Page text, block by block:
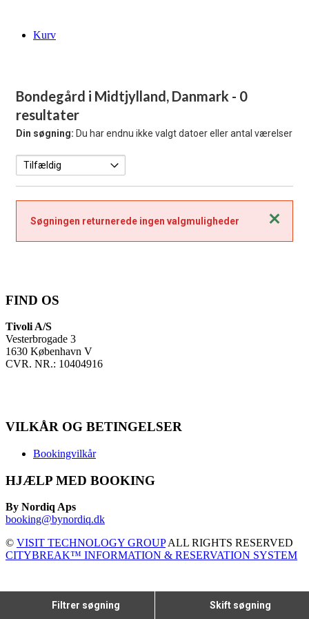
Kurv
Bondegård i Midtjylland, Danmark - 0
resultater
Din søgning: Du har endnu ikke valgt datoer eller antal værelser
Luk
Søgningen returnerede ingen valgmuligheder
Filtrer søgning Skift søgning
FIND OS
Tivoli A/S
Vesterbrogade 3
1630 København V
CVR. NR.: 10404916
VILKÅR OG BETINGELSER
Bookingvilkår
HJÆLP MED BOOKING
By Nordiq Aps
booking@bynordiq.dk
© VISIT TECHNOLOGY GROUPALL RIGHTS RESERVED
CITYBREAK™ INFORMATION & RESERVATION SYSTEM